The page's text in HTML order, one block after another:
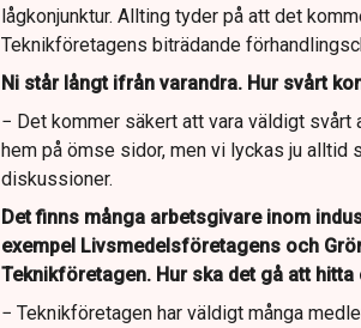
lågkonjunktur. Allting tyder på att det
Teknikföretagens biträdande
Ni står långt ifrån varandra. Hur svårt
− Det kommer säkert att vara väldigt svårt
hem på ömse sidor, men vi lyckas ju alltid
diskussioner.
Det finns många arbetsgivare inom
exempel Livsmedelsföretagens och
Teknikföretagen. Hur ska det gå att
− Teknikföretagen har väldigt många